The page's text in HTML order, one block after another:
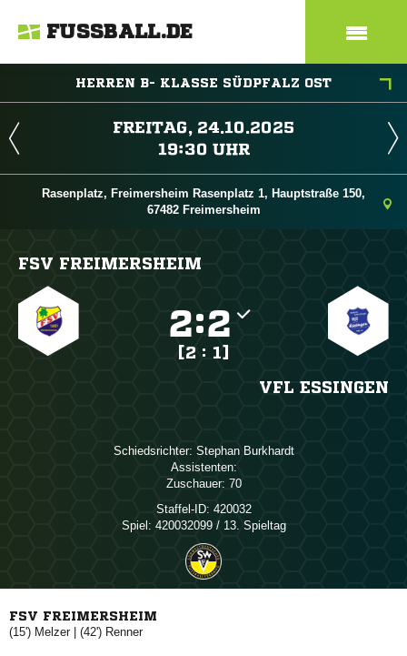
FUSSBALL.DE
HERREN B- KLASSE SÜDPFALZ OST
 
 
Rasenplatz, Freimersheim Rasenplatz 1, Hauptstraße 150,
67482 Freimersheim
FSV FREIMERSHEIM
:
[2 : 1]
VFL ESSINGEN
Schiedsrichter:  
Assistenten:
Zuschauer: 70
Staffel-ID: 420032
Spiel: 420032099 / 13. Spieltag
FSV FREIMERSHEIM
(15') | (42') 